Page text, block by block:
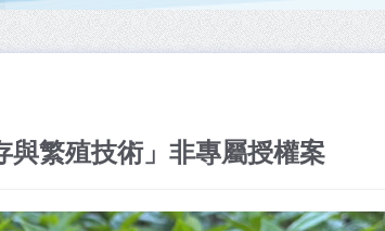
與繁殖技術」非專屬授權案